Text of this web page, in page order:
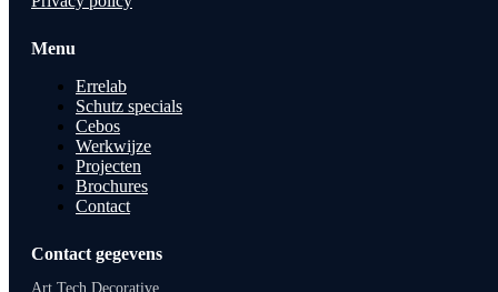
Menu
Errelab
Schutz specials
Cebos
Werkwijze
Projecten
Brochures
Contact
Contact gegevens
Art Tech Decorative